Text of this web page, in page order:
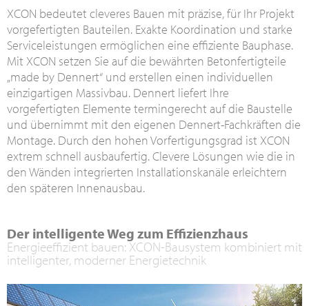
XCON bedeutet cleveres Bauen mit präzise, für Ihr Projekt
vorgefertigten Bauteilen. Exakte Koordination und starke
Serviceleistungen ermöglichen eine effiziente Bauphase.
Mit XCON setzen Sie auf die bewährten Betonfertigteile
„made by Dennert“ und erstellen einen individuellen
einzigartigen Massivbau. Dennert liefert Ihre
vorgefertigten Elemente termingerecht auf die Baustelle
und übernimmt mit den eigenen Dennert-Fachkräften die
Montage. Durch den hohen Vorfertigungsgrad ist XCON
extrem schnell ausbaufertig. Clevere Lösungen wie die in
den Wänden integrierten Installationskanäle erleichtern
den späteren Innenausbau.
Der intelligente Weg zum Effizienzhaus
Energieeffizient bauen: XCON-Bausystem kombiniert mit
intelligenter, moderner Energietechnik